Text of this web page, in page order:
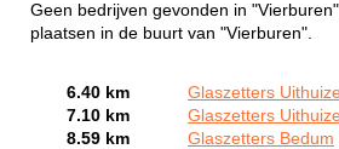
Geen bedrijven gevonden in
plaatsen in de buurt van "Vierburen".
6.40 km
Glaszetters
7.10 km
Glaszetters
8.59 km
Glaszetters Bedum